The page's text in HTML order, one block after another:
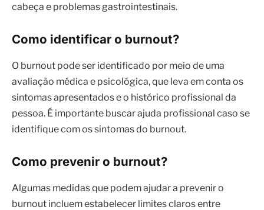
cabeça e problemas gastrointestinais.
Como identificar o burnout?
O burnout pode ser identificado por meio de uma
avaliação médica e psicológica, que leva em conta os
sintomas apresentados e o histórico profissional da
pessoa. É importante buscar ajuda profissional caso se
identifique com os sintomas do burnout.
Como prevenir o burnout?
Algumas medidas que podem ajudar a prevenir o
burnout incluem estabelecer limites claros entre